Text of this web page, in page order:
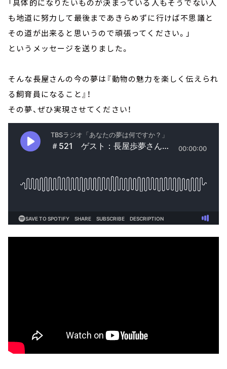
「具体的になりたいものが決まっている人もそうでない人
も地道に努力して最後まであきらめずに行けば不思議と
その道が出来ると思いうので頑張ってください。」
というメッセージを送りました。
そんな長屋さんの今の夢は『動物の魅力を楽しく伝えられ
る飼育員になること』！
その夢、ぜひ実現させてください！